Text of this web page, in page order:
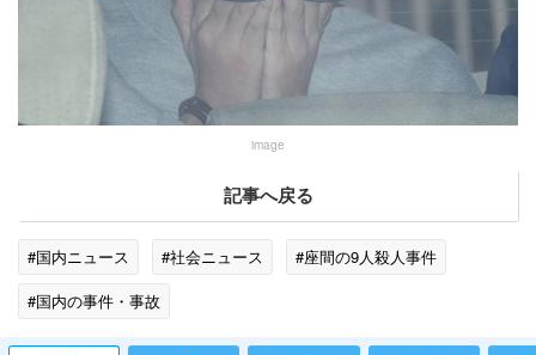
image
記事へ戻る
#国内ニュース #社会ニュース
#座間の9人殺人事件
#国内の事件・事故